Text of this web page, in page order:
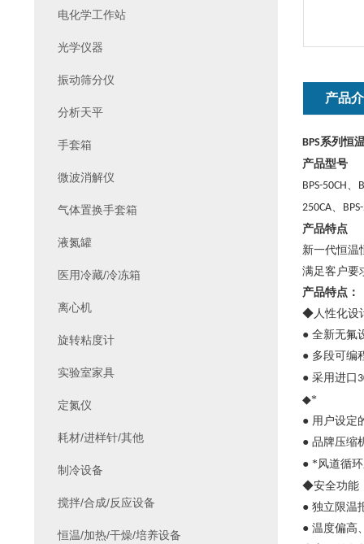
产品
BPS系列恒
产品型号
BPS-50CH、
250CA、
产品特点
新一代恒温
满足客户要
产品特点：
◆人性化设
● 全新无氟
● 多段可编
● 采用进口
◆*
● 用户设定
● 品牌压缩
● *风道循
◆安全功能
● 独立限温
● 温度偏高
电化学工作站
光学仪器
振动筛分仪
分析天平
手套箱
微波消解仪
气体置换手套箱
液氮罐
医用冷藏/冷冻箱
离心机
旋转粘度计
实验室家具
定氮仪
耗材/进样针/其他
制冷设备
搅拌/合成/反应设备
恒温/加热/干燥/培养设备